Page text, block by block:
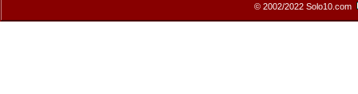
© 2002/2022 Solo10.com